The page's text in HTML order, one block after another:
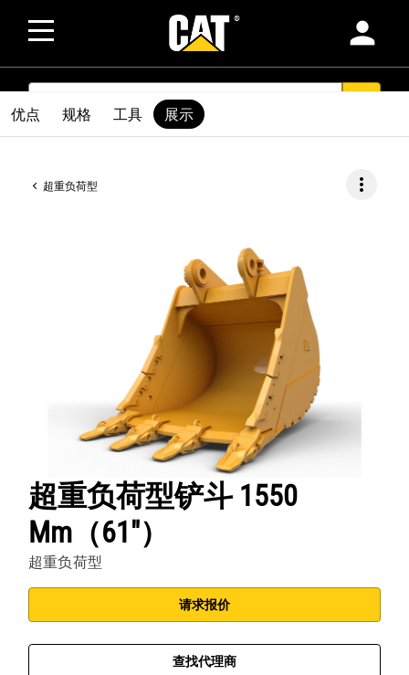
person
SEARCH
超重负荷型 more_vert
超重负荷型铲斗 1550
Mm（61"）
超重负荷型
请求报价
查找代理商
优点 规格 工具 展示